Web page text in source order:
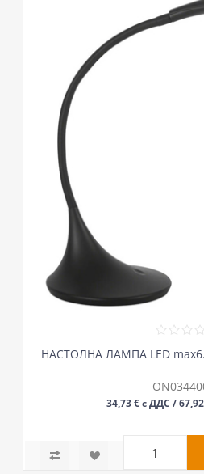
НАСТОЛНА ЛАМПА LED
34,73 € с ДДС /